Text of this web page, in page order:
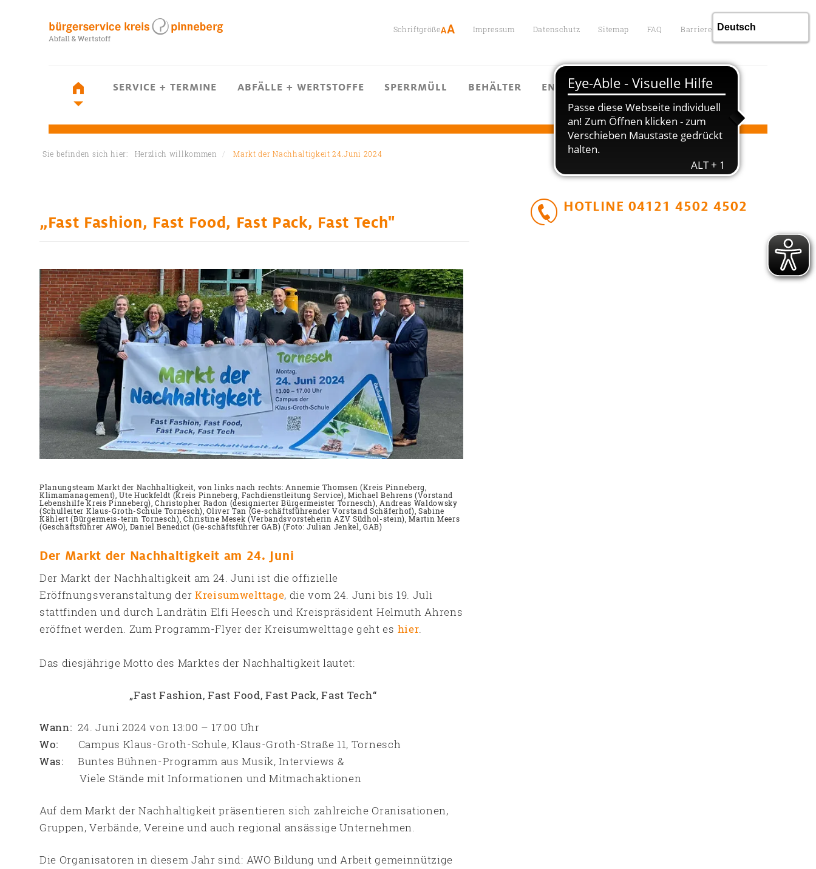
Schriftgröße Impressum Datenschutz Sitemap FAQ Barrierefreiheit
SERVICE + TERMINE ABFÄLLE + WERTSTOFFE SPERRMÜLL BEHÄLTER ENTGELTE KONTAKT
Sie befinden sich hier: Herzlich willkommen Markt der Nachhaltigkeit 24.Juni 2024
„Fast Fashion, Fast Food, Fast Pack, Fast Tech"
Planungsteam Markt der Nachhaltigkeit, von links nach rechts: Annemie Thomsen (Kreis Pinneberg,
Klimamanagement), Ute Huckfeldt (Kreis Pinneberg, Fachdienstleitung Service), Michael Behrens (Vorstand
Lebenshilfe Kreis Pinneberg), Christopher Radon (designierter Bürgermeister Tornesch), Andreas Waldowsky
(Schulleiter Klaus-Groth-Schule Tornesch), Oliver Tan (Ge-schäftsführender Vorstand Schäferhof), Sabine
Kählert (Bürgermeis-terin Tornesch), Christine Mesek (Verbandsvorsteherin AZV Südhol-stein), Martin Meers
(Geschäftsführer AWO), Daniel Benedict (Ge-schäftsführer GAB) (Foto: Julian Jenkel, GAB)
Der Markt der Nachhaltigkeit am 24. Juni
Der Markt der Nachhaltigkeit am 24. Juni ist die offizielle
Eröffnungsveranstaltung derKreisumwelttage, die vom 24. Juni bis 19. Juli
stattfinden und durch Landrätin Elfi Heesch und Kreispräsident Helmuth Ahrens
eröffnet werden. Zum Programm-Flyer der Kreisumwelttage geht es hier.
Das diesjährige Motto des Marktes der Nachhaltigkeit lautet:
„Fast Fashion, Fast Food, Fast Pack, Fast Tech“
Wann: 24. Juni 2024 von 13:00 – 17:00 Uhr
Wo:
Campus Klaus-Groth-Schule, Klaus-Groth-Straße 11, Tornesch
Was:
Buntes Bühnen-Programm aus Musik, Interviews &
Viele Stände mit Informationen und Mitmachaktionen
Auf dem Markt der Nachhaltigkeit präsentieren sich zahlreiche Oranisationen,
Gruppen, Verbände, Vereine und auch regional ansässige Unternehmen.
Die Organisatoren in diesem Jahr sind: AWO Bildung und Arbeit gemeinnützige
HOTLINE 04121 4502 4502